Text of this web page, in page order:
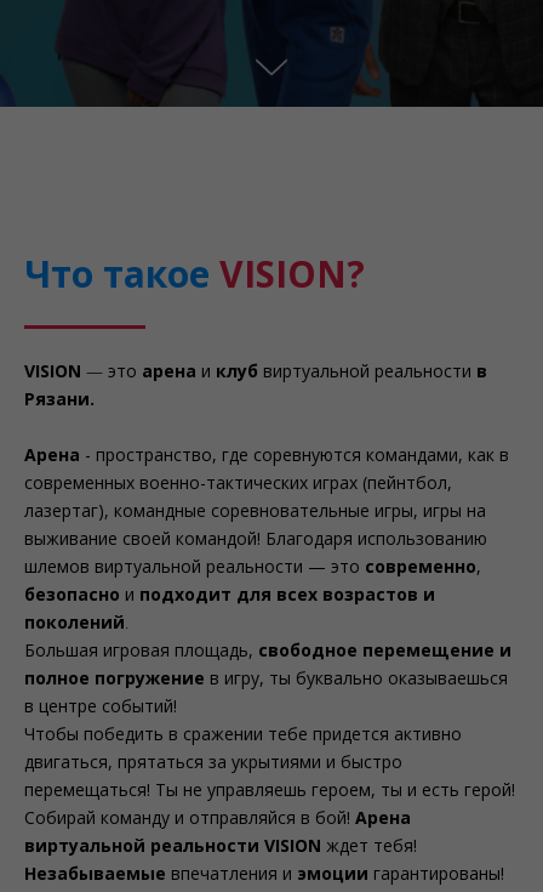
Что такое VISION?
VISION — это арена и клуб виртуальной реальности в
Рязани.
Арена - пространство, где соревнуются командами, как в
современных военно-тактических играх (пейнтбол,
лазертаг), командные соревновательные игры, игры на
выживание своей командой! Благодаря использованию
шлемов виртуальной реальности — это современно,
безопасно и подходит для всех возрастов и
поколений.
Большая игровая площадь, свободное перемещение и
полное погружение в игру, ты буквально оказываешься
в центре событий!
Чтобы победить в сражении тебе придется активно
двигаться, прятаться за укрытиями и быстро
перемещаться! Ты не управляешь героем, ты и есть герой!
Собирай команду и отправляйся в бой! Арена
виртуальной реальности VISION ждет тебя!
Незабываемые впечатления и эмоции гарантированы!